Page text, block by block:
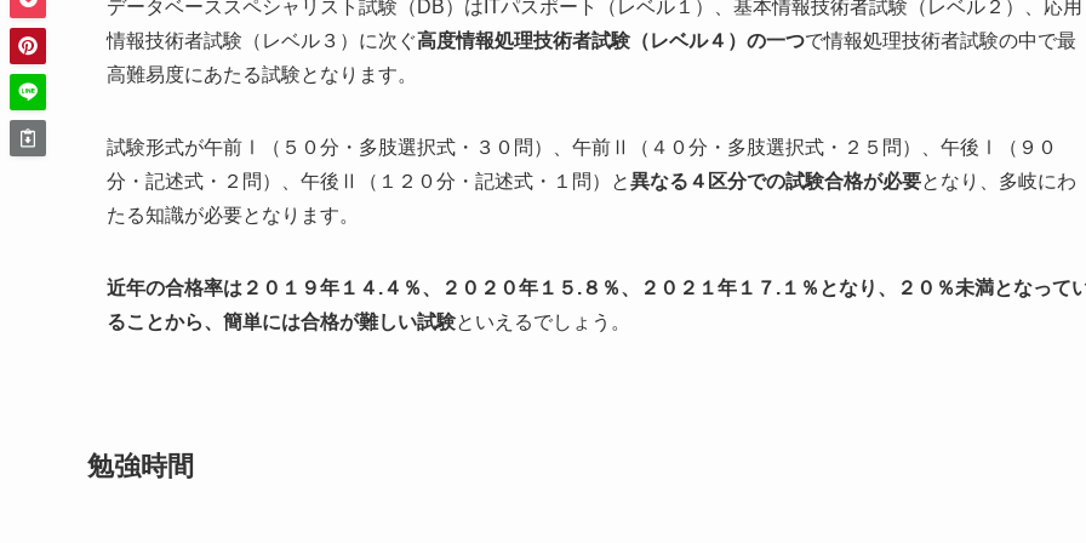
データベーススペシャリスト試験（DB）はITパスポート（レベル１）、基本情報技術者試験（レベル２）、応用
情報技術者試験（レベル３）に次ぐ高度情報処理技術者試験（レベル４）の一つで情報処理技術者試験の中で最
高難易度にあたる試験となります。
試験形式が午前Ⅰ（５０分・多肢選択式・３０問）、午前Ⅱ（４０分・多肢選択式・２５問）、午後Ⅰ（９０
分・記述式・２問）、午後Ⅱ（１２０分・記述式・１問）と異なる４区分での試験合格が必要となり、多岐にわ
たる知識が必要となります。
近年の合格率は２０１９年１４.４％、２０２０年１５.８％、２０２１年１７.１％となり、２０％未満となって
ることから、簡単には合格が難しい試験といえるでしょう。
勉強時間